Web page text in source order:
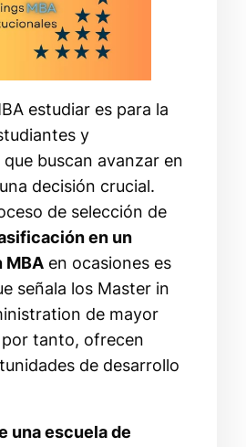
estudiar es para la
y
buscan avanzar en
decisión crucial.
de selección de
en un
MBA en ocasiones es
señala los Master in
de mayor
tanto, ofrecen
de desarrollo
una escuela de